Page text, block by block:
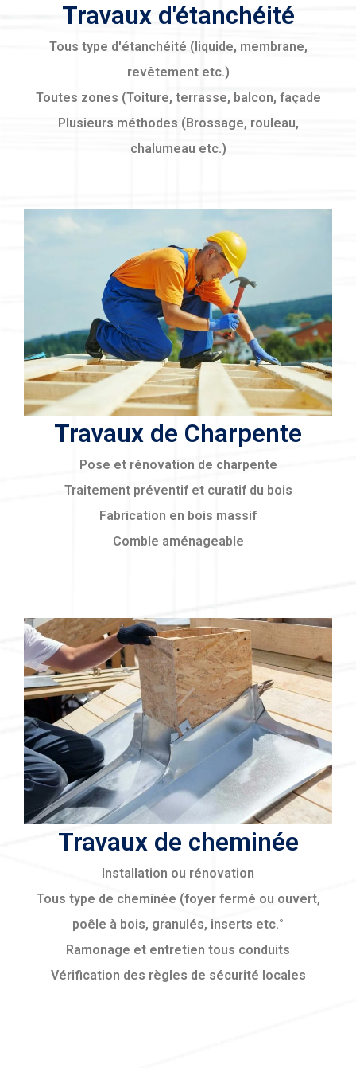
Travaux d'étanchéité
Tous type d'étanchéité (liquide, membrane,
revêtement etc.)
Toutes zones (Toiture, terrasse, balcon, façade
Plusieurs méthodes (Brossage, rouleau,
chalumeau etc.)
Travaux de Charpente
Pose et rénovation de charpente
Traitement préventif et curatif du bois
Fabrication en bois massif
Comble aménageable
Travaux de cheminée
Installation ou rénovation
Tous type de cheminée (foyer fermé ou ouvert,
poêle à bois, granulés, inserts etc.°
Ramonage et entretien tous conduits
Vérification des règles de sécurité locales